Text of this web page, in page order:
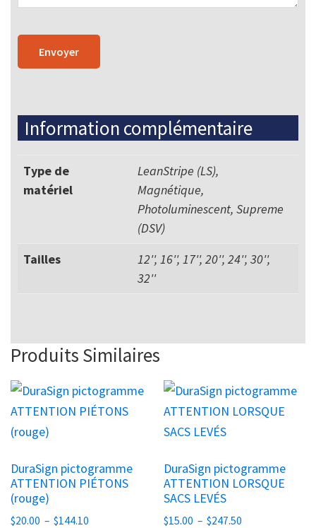
Information complémentaire
Type de
matériel
LeanStripe (LS),
Magnétique,
Photoluminescent, Supreme
(DSV)
Tailles
12'', 16'', 17'', 20'', 24'', 30'',
32''
Produits Similaires
DuraSign pictogramme
ATTENTION PIÉTONS
(rouge)
$20.00 – $144.10
Ce
produit
a
variations.
Les
options
DuraSign pictogramme
ATTENTION LORSQUE
SACS LEVÉS
$15.00 – $247.50
Ce
produit
a
variations.
Les
options